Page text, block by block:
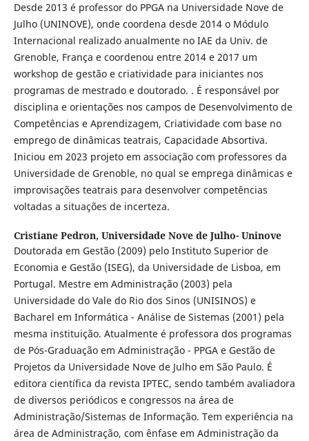
Desde 2013 é professor do PPGA na Universidade Nove de
Julho (UNINOVE), onde coordena desde 2014 o Módulo
Internacional realizado anualmente no IAE da Univ. de
Grenoble, França e coordenou entre 2014 e 2017 um
workshop de gestão e criatividade para iniciantes nos
programas de mestrado e doutorado. . É responsável por
disciplina e orientações nos campos de Desenvolvimento de
Competências e Aprendizagem, Criatividade com base no
emprego de dinâmicas teatrais, Capacidade Absortiva.
Iniciou em 2023 projeto em associação com professores da
Universidade de Grenoble, no qual se emprega dinâmicas e
improvisações teatrais para desenvolver competências
voltadas a situações de incerteza.
Cristiane Pedron, Universidade Nove de Julho- Uninove
Doutorada em Gestão (2009) pelo Instituto Superior de
Economia e Gestão (ISEG), da Universidade de Lisboa, em
Portugal. Mestre em Administração (2003) pela
Universidade do Vale do Rio dos Sinos (UNISINOS) e
Bacharel em Informática - Análise de Sistemas (2001) pela
mesma instituição. Atualmente é professora dos programas
de Pós-Graduação em Administração - PPGA e Gestão de
Projetos da Universidade Nove de Julho em São Paulo. É
editora científica da revista IPTEC, sendo também avaliadora
de diversos periódicos e congressos na área de
Administração/Sistemas de Informação. Tem experiência na
área de Administração, com ênfase em Administração da